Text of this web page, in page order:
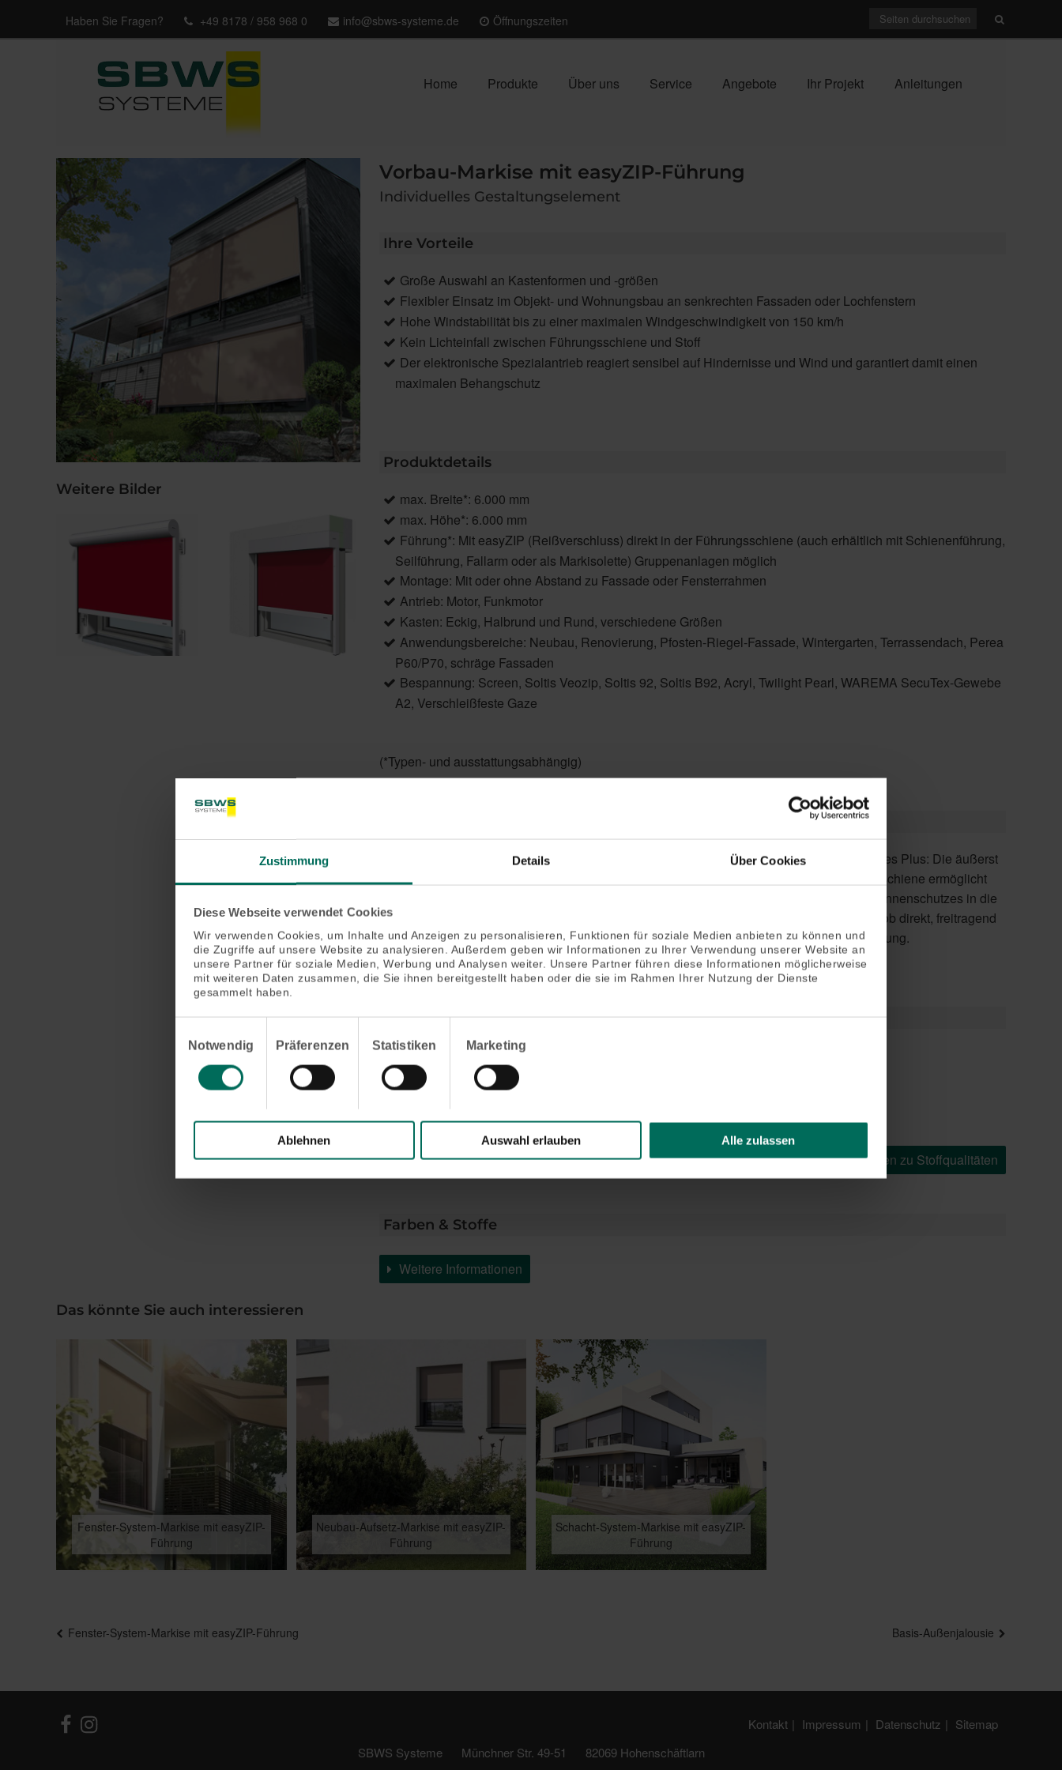
Zustimmung Details Über Cookies
Diese Webseite verwendet Cookies
Wir verwenden Cookies, um Inhalte und Anzeigen zu personalisieren, Funktionen für soziale Medien anbieten zu können und
die Zugriffe auf unsere Website zu analysieren. Außerdem geben wir Informationen zu Ihrer Verwendung unserer Website an
unsere Partner für soziale Medien, Werbung und Analysen weiter. Unsere Partner führen diese Informationen möglicherweise
mit weiteren Daten zusammen, die Sie ihnen bereitgestellt haben oder die sie im Rahmen Ihrer Nutzung der Dienste
gesammelt haben.
Notwendig
Präferenzen Statistiken Marketing
Ablehnen Auswahl erlauben Alle zulassen
Haben Sie Fragen? +49 8178 / 958 968 0 info@sbws-systeme.de Öffnungszeiten
Home Produkte Über uns Service Angebote Ihr Projekt Anleitungen
Vorbau-Markise mit easyZIP-Führung
Individuelles Gestaltungselement
Ihre Vorteile
Große Auswahl an Kastenformen und -größen
Flexibler Einsatz im Objekt- und Wohnungsbau an senkrechten Fassaden oder Lochfenstern
Hohe Windstabilität bis zu einer maximalen Windgeschwindigkeit von 150 km/h
Kein Lichteinfall zwischen Führungsschiene und Stoff
Der elektronische Spezialantrieb reagiert sensibel auf Hindernisse und Wind und garantiert damit einen
maximalen Behangschutz
Produktdetails
max. Breite*: 6.000 mm
max. Höhe*: 6.000 mm
Führung*: Mit easyZIP (Reißverschluss) direkt in der Führungsschiene (auch erhältlich mit Schienenführung,
Seilführung, Fallarm oder als Markisolette) Gruppenanlagen möglich
Montage: Mit oder ohne Abstand zu Fassade oder Fensterrahmen
Antrieb: Motor, Funkmotor
Kasten: Eckig, Halbrund und Rund, verschiedene Größen
Anwendungsbereiche: Neubau, Renovierung, Pfosten-Riegel-Fassade, Wintergarten, Terrassendach, Perea
P60/P70, schräge Fassaden
Bespannung: Screen, Soltis Veozip, Soltis 92, Soltis B92, Acryl, Twilight Pearl, WAREMA SecuTex-Gewebe
A2, Verschleißfeste Gaze
(*Typen- und ausstattungsabhängig)
Die Vielzahl an unterschiedlichen Sichtkästen und -
größen macht die WAREMA Vorbau-Markisen zum
Die easyZIP-Führung verschattet große Glasflächen
stilvoll und ist ausgesprochen windstabil. Dabei
verhindert die Führung direkt in der Führungsschiene
seitlichen Lichteinfall. Ein weiteres Plus: Die äußerst
filigrane und schmale Führungsschiene ermöglicht
Gebäudefassade – ganz gleich ob direkt, freitragend
montiert oder als Einputzausführung.
Brillante Extras
Absturzsicherung VisioNeo Sun
Ausführung GranTex (max. Breite mit kleinem Kasten)
WAREMA SecuKit
Ecklösung für Ganzglasecken ohne störende Führungsschiene im Eckbereich
Weitere Informationen zu Ausstattungsextras Fenster-Markisen Weitere Informationen zu Stoffqualitäten
Farben & Stoffe
Weitere Informationen
Weitere Bilder
Das könnte Sie auch interessieren
Fenster-System-Markise mit easyZIP-
Führung
Neubau-Aufsetz-Markise mit easyZIP-
Führung
Schacht-System-Markise mit easyZIP-
Führung
Beitragsnavigation
Fenster-System-Markise mit easyZIP-Führung Basis-Außenjalousie
Kontakt Impressum Datenschutz
Sitemap
SBWS Systeme
Münchner Str. 49-51 82069 Hohenschäftlarn